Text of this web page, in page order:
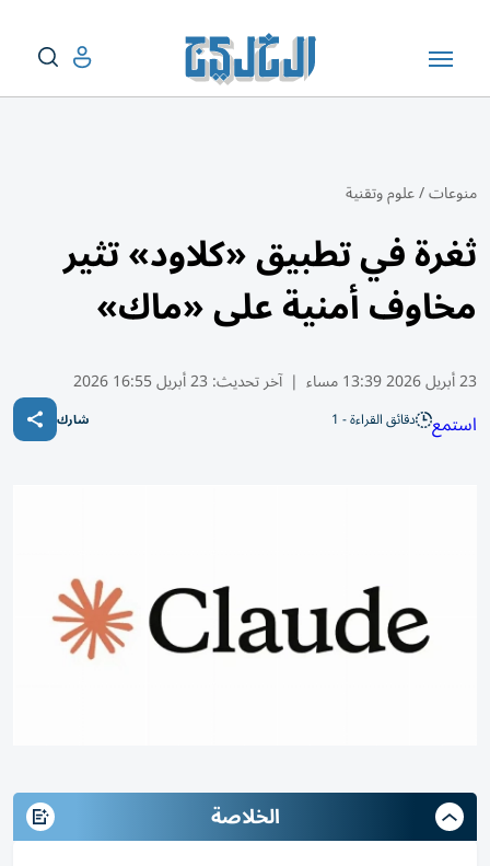
منوعات/علوم وتقنية
ثغرة في تطبيق «كلاود» تثير
مخاوف أمنية على «ماك»
23 أبريل 2026 13:39 مساء | آخر تحديث: 23 أبريل 16:55 2026
استمع دقائق القراءة - 1 شارك
الخلاصة